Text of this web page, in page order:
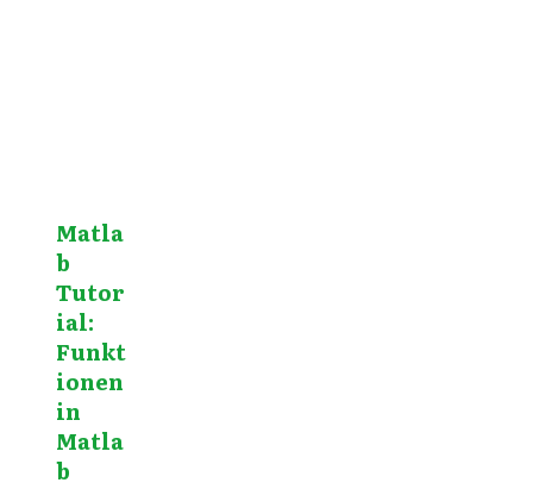
Matla
b
Tutor
ial:
Funkt
ionen
in
Matla
b